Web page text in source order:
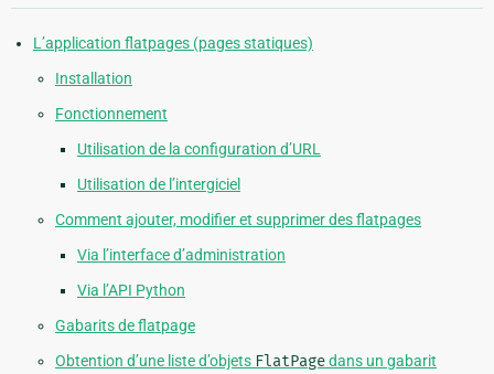
L’application flatpages (pages statiques)
Installation
Fonctionnement
Utilisation de la configuration d’URL
Utilisation de l’intergiciel
Comment ajouter, modifier et supprimer des flatpages
Via l’interface d’administration
Via l’API Python
Gabarits de flatpage
Obtention d’une liste d’objets FlatPagedans un gabarit